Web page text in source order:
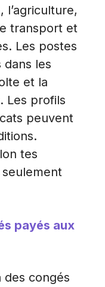
l’agriculture,
transport et
Les postes
dans les
et la
Les profils
peuvent
tes
payés aux
des congés